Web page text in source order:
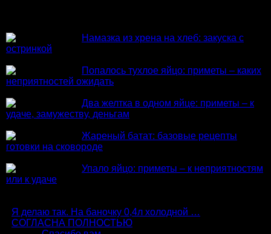
Намазка из хрена на хлеб: закуска с
остринкой
Попалось тухлое яйцо: приметы – каких
неприятностей ожидать
Два желтка в одном яйце: приметы – к
удаче, замужеству, деньгам
Жареный батат: базовые рецепты
готовки на сковороде
Упало яйцо: приметы – к неприятностям
или к удаче
Я делаю так. На баночку 0,4л холодной …
СОГЛАСНА ПОЛНОСТЬЮ